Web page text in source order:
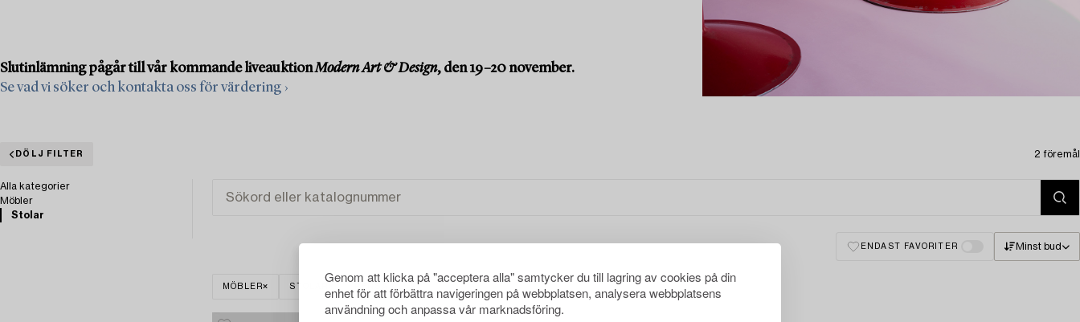
Genom att klicka på "acceptera alla" samtycker du till lagring av cookies på din
enhet för att förbättra navigeringen på webbplatsen, analysera webbplatsens
användning och anpassa vår marknadsföring.
Slutinlämning pågår till vår kommande liveauktionModern Art & Design, den 19–20 november.
Se vad vi söker och kontakta oss för värdering ›
DÖLJ FILTER 2 föremål
Alla kategorier
Möbler
Stolar
ENDAST FAVORITER Minst bud
MÖBLER STOLAR